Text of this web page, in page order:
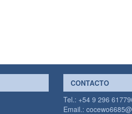
CONTACTO
Tel.: +54 9 296
Email.: